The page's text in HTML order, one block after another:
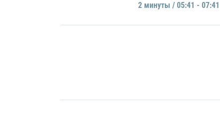
2 минуты / 05:41 - 07:41